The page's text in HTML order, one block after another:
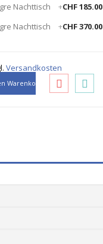
Nachttisch
+CHF 185.00
Nachttisch
+CHF 370.00
Versandkosten
Warenkorb